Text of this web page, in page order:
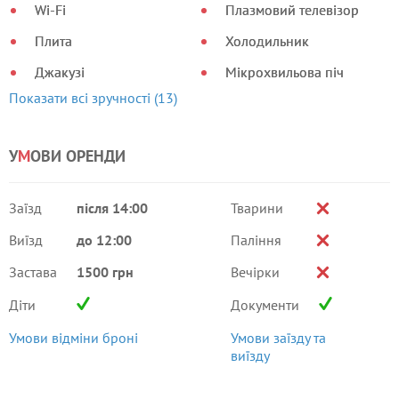
Wi-Fi
Плита
Джакузі
Плазмовий телевізор
Холодильник
Мікрохвильова піч
Показати всі зручності (13)
УМОВИ ОРЕНДИ
Заїзд
після 14:00
Виїзд
до 12:00
Застава
1500 грн
Діти
Умови відміни броні
Тварини
Паління
Вечірки
Документи
Умови заїзду та
виїзду